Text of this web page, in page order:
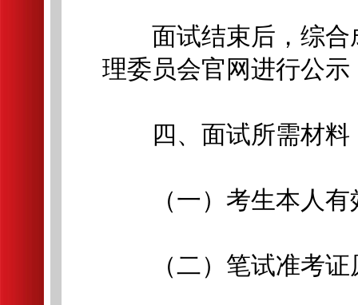
面试结束后，综合
理委员会官网进行公
四、面试所需材料
（一）考生本人有
（二）笔试准考证